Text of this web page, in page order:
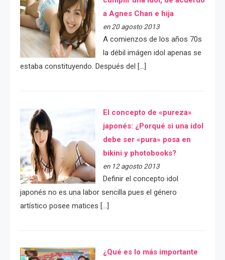
a Agnes Chan e hija
en 20 agosto 2013
A comienzos de los años 70s
la débil imágen idol apenas se
estaba constituyendo. Después del […]
El concepto de «pureza»
japonés: ¿Porqué si una idol
debe ser «pura» posa en
bikini y photobooks?
en 12 agosto 2013
Definir el concepto idol
japonés no es una labor sencilla pues el género
artístico posee matices […]
¿Qué es lo más importante